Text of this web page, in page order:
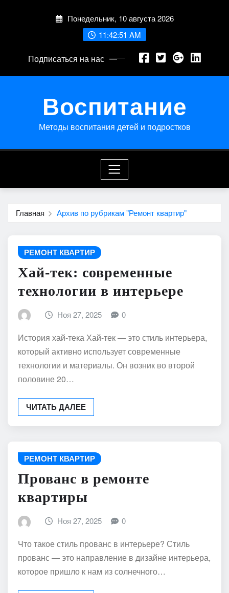
Понедельник, 10 августа 2026
11:42:52 AM
Подписаться на нас
Воспитание
Методы воспитания детей и подростков
Главная Архив по рубрикам "Ремонт квартир"
РЕМОНТ КВАРТИР
Хай-тек: современные
технологии в интерьере
Ноя 27, 2025 0
История хай-тека Хай-тек — это стиль интерьера,
который активно использует современные
технологии и материалы. Он возник во второй
половине 20…
ЧИТАТЬ ДАЛЕЕ
РЕМОНТ КВАРТИР
Прованс в ремонте
квартиры
Ноя 27, 2025 0
Что такое стиль прованс в интерьере? Стиль
прованс — это направление в дизайне интерьера,
которое пришло к нам из солнечного…